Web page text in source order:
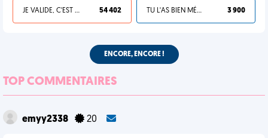
JE VALIDE, C'EST UNE VDM 54 402 TU L'AS BIEN MÉRITÉ 3 900
ENCORE, ENCORE !
TOP COMMENTAIRES
emyy2338 20